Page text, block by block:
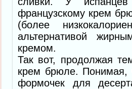
французскому крем
(более
альтернативой
кремом.
Так вот, продолжая
крем брюле. Понимая,
формочек для